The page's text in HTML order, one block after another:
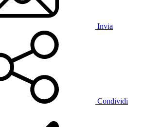
Invia
Condividi